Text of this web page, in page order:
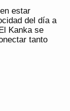
estar
del día a
Kanka se
tanto